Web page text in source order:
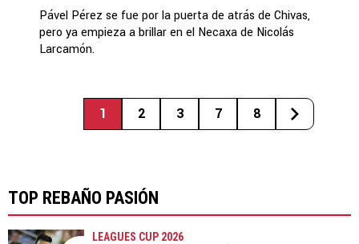
Pável Pérez se fue por la puerta de atrás de Chivas,
pero ya empieza a brillar en el Necaxa de Nicolás
Larcamón.
1 2 3 7 8
TOP REBAÑO PASIÓN
LEAGUES CUP 2026